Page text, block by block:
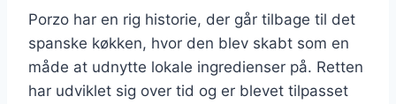
Porzo har en rig historie, der går tilbage til det
spanske køkken, hvor den blev skabt som en
måde at udnytte lokale ingredienser på. Retten
har udviklet sig over tid og er blevet tilpasset